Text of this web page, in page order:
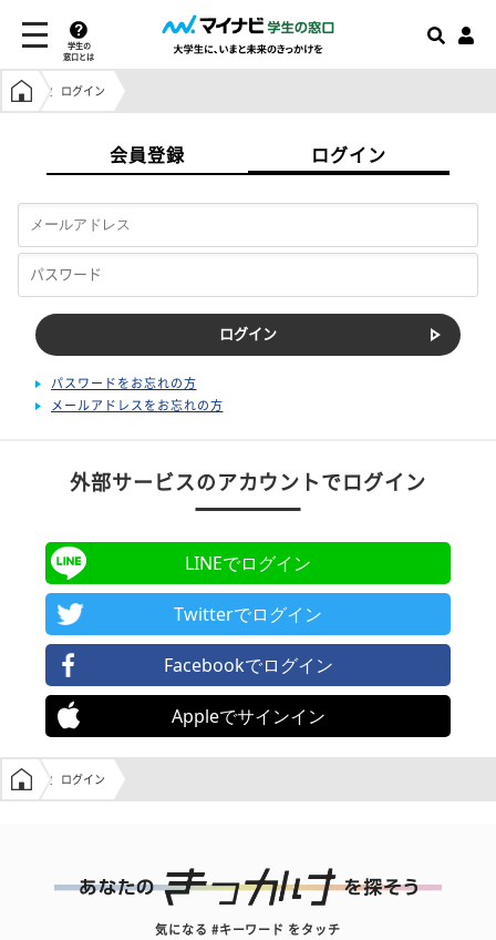
学生の
窓口とは
学生の窓口トップ
ログイン
会員登録 ログイン
パスワードをお忘れの方
メールアドレスをお忘れの方
外部サービスのアカウントでログイン
LINEでログイン
Twitterでログイン
Facebookでログイン
Appleでサインイン
学生の窓口トップ
ログイン
気になる #キーワード をタッチ